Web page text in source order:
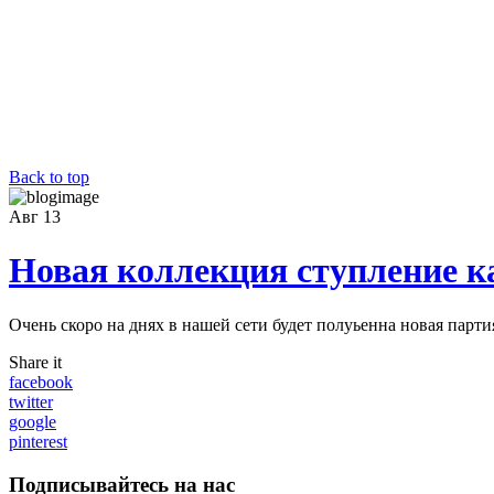
Back to top
Авг 13
Новая коллекция ступление
Очень скоро на днях в нашей сети будет полуьенна новая
Share it
facebook
twitter
google
pinterest
Подписывайтесь на нас